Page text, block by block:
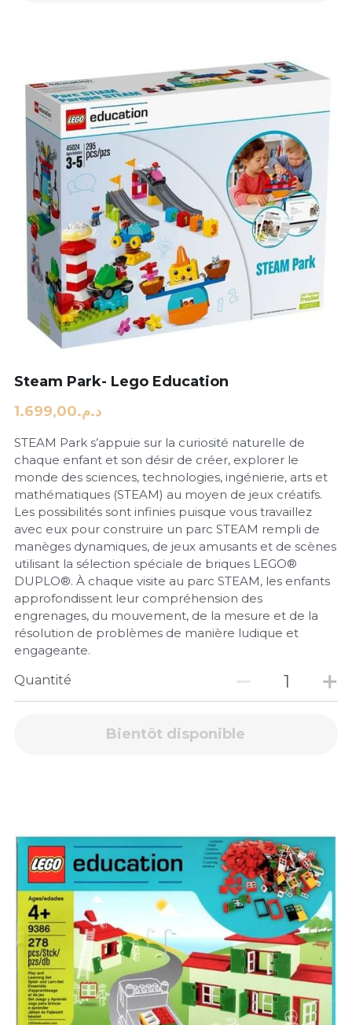
Steam Park- Lego Education
د.م.1.699,00
STEAM Park s’appuie sur la curiosité naturelle de
chaque enfant et son désir de créer, explorer le
monde des sciences, technologies, ingénierie, arts et
mathématiques (STEAM) au moyen de jeux créatifs.
Les possibilités sont infinies puisque vous travaillez
avec eux pour construire un parc STEAM rempli de
manèges dynamiques, de jeux amusants et de scènes
utilisant la sélection spéciale de briques LEGO®
DUPLO®. À chaque visite au parc STEAM, les enfants
approfondissent leur compréhension des
engrenages, du mouvement, de la mesure et de la
résolution de problèmes de manière ludique et
engageante.
Quantité
Bientôt disponible